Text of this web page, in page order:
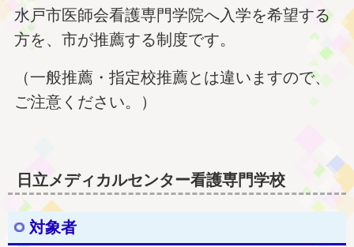
水戸市医師会看護専門学院へ入学を希望する
方を、市が推薦する制度です。
（一般推薦・指定校推薦とは違いますので、
ご注意ください。）
日立メディカルセンター看護専門学校
対象者